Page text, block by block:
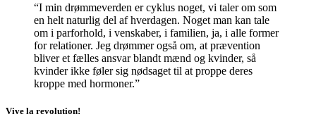
“I min drømmeverden er cyklus noget, vi taler om som
en helt naturlig del af hverdagen. Noget man kan tale
om i parforhold, i venskaber, i familien, ja, i alle former
for relationer. Jeg drømmer også om, at prævention
bliver et fælles ansvar blandt mænd og kvinder, så
kvinder ikke føler sig nødsaget til at proppe deres
kroppe med hormoner.”
Vive la revolution!